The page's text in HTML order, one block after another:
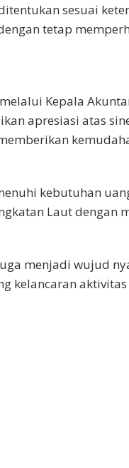
sesuai
tetap
Kepala
apresiasi atas
kebutuhan
Laut dengan
menjadi wujud
kelancaran